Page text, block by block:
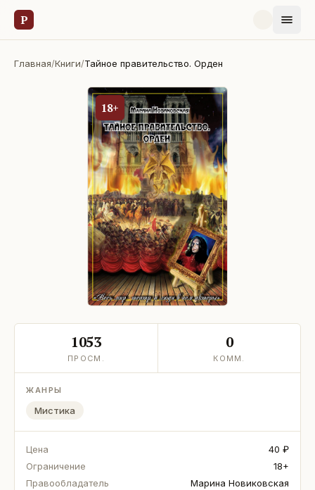
Р
Главная/Книги/Тайное правительство. Орден
18+
1053
ПРОСМ.
0
КОММ.
ЖАНРЫ
Мистика
Цена
40 ₽
Ограничение
18+
Правообладатель
Марина Новиковская